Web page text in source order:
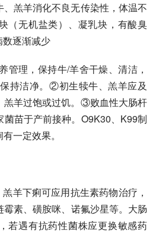
羔羊消化不良无传染性，体温不
（无机盐类）、凝乳块，有酸臭
逐渐减少
管理，保持牛/羊舍干燥、清洁，
持洁净。②初生犊牛、羔羊应及
羔羊过饱或过饥。③败血性大肠杆
苗于产前接种。O9K30、K99制
一定效果。
羊下痢可应用抗生素药物治疗，
霉素、磺胺咪、 诺氟沙星等。 大肠
若遇有抗药性菌株应更换敏感药